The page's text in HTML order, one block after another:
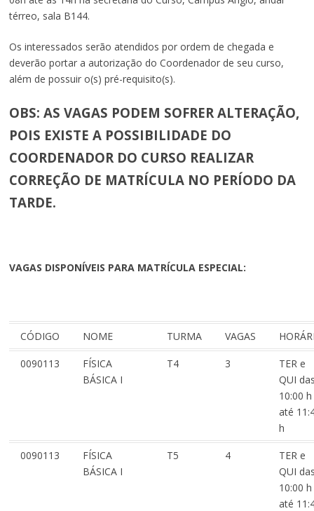
térreo, sala B144.
Os interessados serão atendidos por ordem de chegada e
deverão portar a autorização do Coordenador de seu curso,
além de possuir o(s) pré-requisito(s).
OBS: AS VAGAS PODEM SOFRER ALTERAÇÃO,
POIS EXISTE A POSSIBILIDADE DO
COORDENADOR DO CURSO REALIZAR
CORREÇÃO DE MATRÍCULA NO PERÍODO DA
TARDE.
VAGAS DISPONÍVEIS PARA MATRÍCULA ESPECIAL:
CÓDIGO NOME TURMA VAGAS
0090113
FÍSICA
BÁSICA I
T4 3
TER e
QUI
10:00 h
até
h
0090113
FÍSICA
BÁSICA I
T5 4
TER e
QUI
10:00 h
até